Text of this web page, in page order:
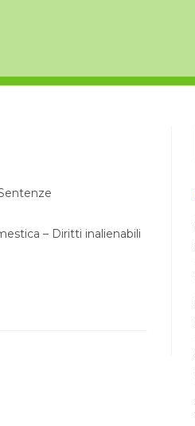
– Diritti inalienabili